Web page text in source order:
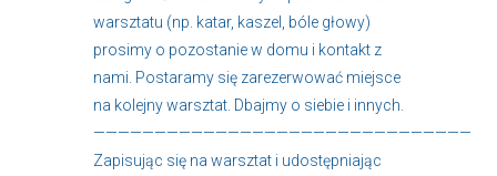
warsztatu (np. katar, kaszel, bóle głowy)
prosimy o pozostanie w domu i kontakt z
nami. Postaramy się zarezerwować miejsce
na kolejny warsztat. Dbajmy o siebie i innych.
———————————————————————————————
Zapisując się na warsztat i udostępniając